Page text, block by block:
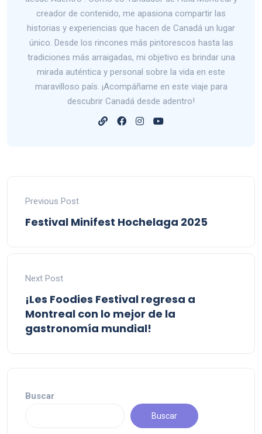
creador de contenido, me apasiona compartir las
historias y experiencias que hacen de Canadá un lugar
único. Desde los rincones más pintorescos hasta las
tradiciones más arraigadas, mi objetivo es brindar una
mirada auténtica y personal sobre la vida en este
maravilloso país. ¡Acompáñame en este viaje para
descubrir Canadá desde adentro!
Previous Post
Festival Minifest Hochelaga 2025
Next Post
¡Les Foodies Festival regresa a
Montreal con lo mejor de la
gastronomía mundial!
Buscar
Buscar